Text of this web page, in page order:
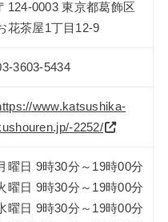
124-0003 東京都葛飾区
花茶屋1丁目12-9
3603-5434
www.katsushika-
2252/
曜日 9時30分～19時00分
曜日 9時30分～19時00分
曜日 9時30分～19時00分